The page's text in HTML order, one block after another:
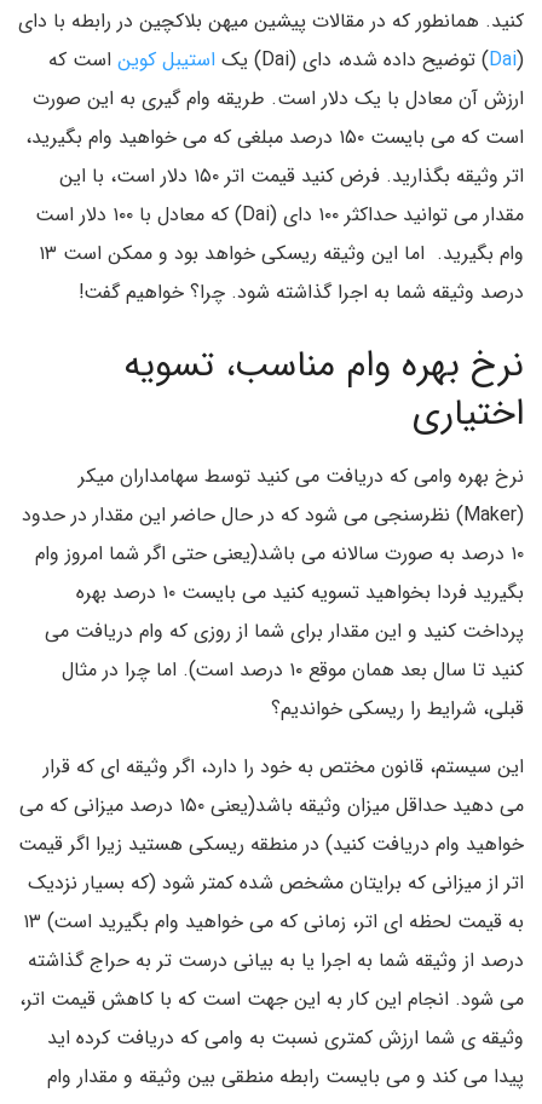
کنید. همانطور که در مقالات پیشین میهن بلاکچین در رابطه با دای
(
Dai) توضیح داده شده، دای (Dai) یک استیبل کوین است که
ارزش آن معادل با یک دلار است. طریقه وام گیری به این صورت
است که می بایست ۱۵۰ درصد مبلغی که می خواهید وام بگیرید،
اتر وثیقه بگذارید. فرض کنید قیمت اتر ۱۵۰ دلار است، با این
مقدار می توانید حداکثر ۱۰۰ دای (Dai) که معادل با ۱۰۰ دلار است
وام بگیرید. اما این وثیقه ریسکی خواهد بود و ممکن است ۱۳
درصد وثیقه شما به اجرا گذاشته شود. چرا؟ خواهیم گفت!
نرخ بهره وام مناسب، تسویه
اختیاری
نرخ بهره وامی که دریافت می کنید توسط سهامداران میکر
(Maker) نظرسنجی می شود که در حال حاضر این مقدار در حدود
۱۰ درصد به صورت سالانه می باشد(یعنی حتی اگر شما امروز وام
بگیرید فردا بخواهید تسویه کنید می بایست ۱۰ درصد بهره
پرداخت کنید و این مقدار برای شما از روزی که وام دریافت می
کنید تا سال بعد همان موقع ۱۰ درصد است). اما چرا در مثال
قبلی، شرایط را ریسکی خواندیم؟
این سیستم، قانون مختص به خود را دارد، اگر وثیقه ای که قرار
می دهید حداقل میزان وثیقه باشد(یعنی ۱۵۰ درصد میزانی که می
خواهید وام دریافت کنید) در منطقه ریسکی هستید زیرا اگر قیمت
اتر از میزانی که برایتان مشخص شده کمتر شود (که بسیار نزدیک
به قیمت لحظه ای اتر، زمانی که می خواهید وام بگیرید است) ۱۳
درصد از وثیقه شما به اجرا یا به بیانی درست تر به حراج گذاشته
می شود. انجام این کار به این جهت است که با کاهش قیمت اتر،
وثیقه ی شما ارزش کمتری نسبت به وامی که دریافت کرده اید
پیدا می کند و می بایست رابطه منطقی بین وثیقه و مقدار وام